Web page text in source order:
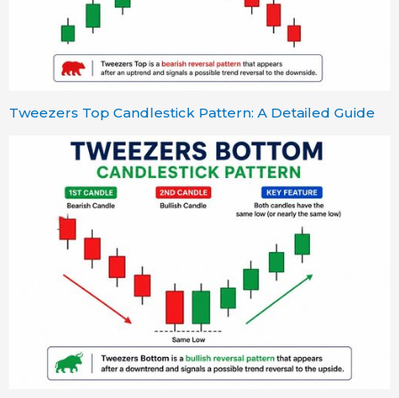
Tweezers Top Candlestick Pattern: A Detailed Guide